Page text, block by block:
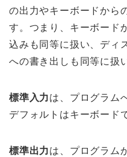
の出力やキーボードから
す。つまり、キーボード
込みも同等に扱い、ディ
への書き出しも同等に扱
標準入力は、プログラム
デフォルトはキーボード
標準出力は、プログラム